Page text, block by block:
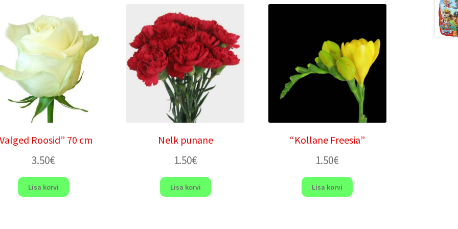
Roosid” 70 cm
3.50€
Lisa korvi
Nelk punane
1.50€
Lisa korvi
“Kollane Freesia”
1.50€
Lisa korvi